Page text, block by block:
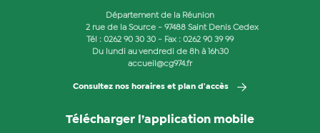
Département de la Réunion
2 rue de la Source - 97488 Saint Denis Cedex
Tél : 0262 90 30 30 - Fax : 0262 90 39 99
Du lundi au vendredi de 8h à 16h30
accueil@cg974.fr
Consultez nos horaires et plan d'accès
Télécharger l’application mobile